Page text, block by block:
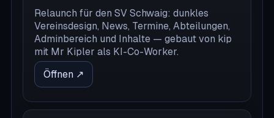
Relaunch für den SV Schwaig: dunkles
Vereinsdesign, News, Termine, Abteilungen,
Adminbereich und Inhalte — gebaut von kip
mit Mr Kipler als KI-Co-Worker.
Öffnen ↗